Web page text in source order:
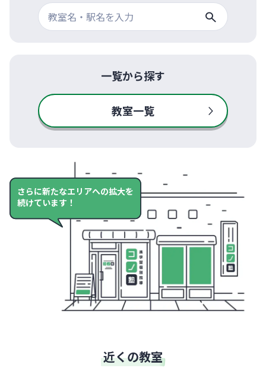
一覧から探す
教室一覧
さらに新たなエリアへの拡大を
続けています！
近くの教室